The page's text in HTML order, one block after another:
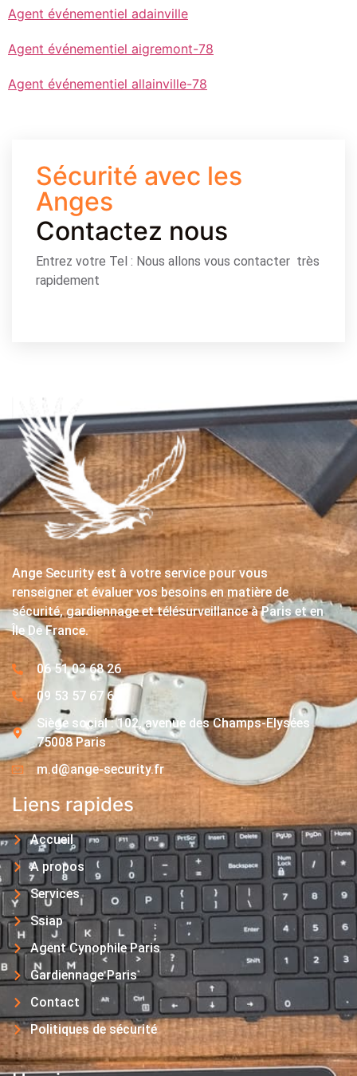
Agent événementiel adainville
Agent événementiel aigremont-78
Agent événementiel allainville-78
Sécurité avec les
Anges
Contactez nous
Entrez votre Tel : Nous allons vous contacter très
rapidement
Ange Security est à votre service pour vous
renseigner et évaluer vos besoins en matière de
sécurité, gardiennage et télésurveillance à Paris et en
Île De France.
06 51 03 68 26
09 53 57 67 63
Siège social : 102, avenue des Champs-Elysées
75008 Paris
m.d@ange-security.fr
Liens rapides
Accueil
A propos
Services
Ssiap
Agent Cynophile Paris
Gardiennage Paris
Contact
Politiques de sécurité